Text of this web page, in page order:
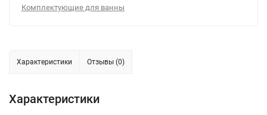
Комплектующие для ванны
Характеристики Отзывы (0)
Характеристики